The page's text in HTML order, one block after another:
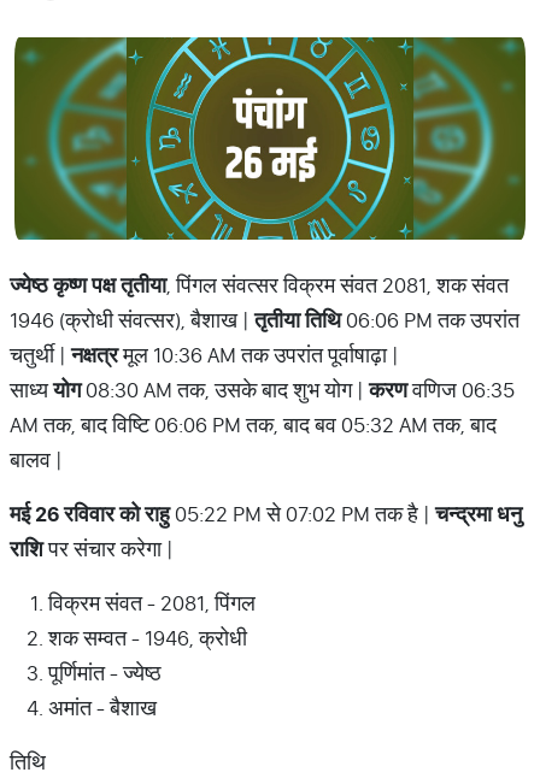
ज्येष्ठ कृष्ण पक्ष तृतीया, पिंगल संवत्सर विक्रम संवत 2081, शक संवत
1946 (क्रोधी संवत्सर), बैशाख |तृतीया तिथि06:06 PM तक उपरांत
चतुर्थी |नक्षत्रमूल 10:36 AM तक उपरांत पूर्वाषाढ़ा |
साध्ययोग08:30 AM तक, उसके बाद शुभ योग |करणवणिज 06:35
AM तक, बाद विष्टि 06:06 PM तक, बाद बव 05:32 AM तक, बाद
बालव |
मई 26 रविवार को राहु05:22 PM से 07:02 PM तक है |चन्द्रमा धनु
राशिपर संचार करेगा |
विक्रम संवत - 2081, पिंगल
शक सम्वत - 1946, क्रोधी
पूर्णिमांत - ज्येष्ठ
अमांत - बैशाख
तिथि